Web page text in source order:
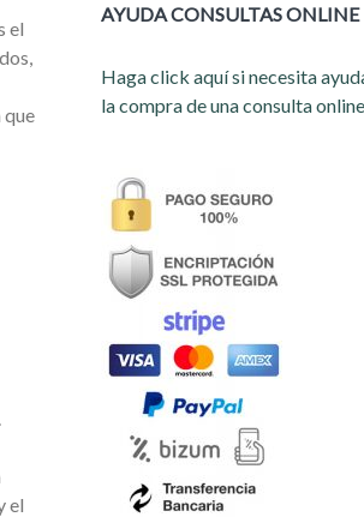
el
que
el
AYUDA CONSULTAS ONLINE
Haga click aquí si necesita
la compra de una consulta